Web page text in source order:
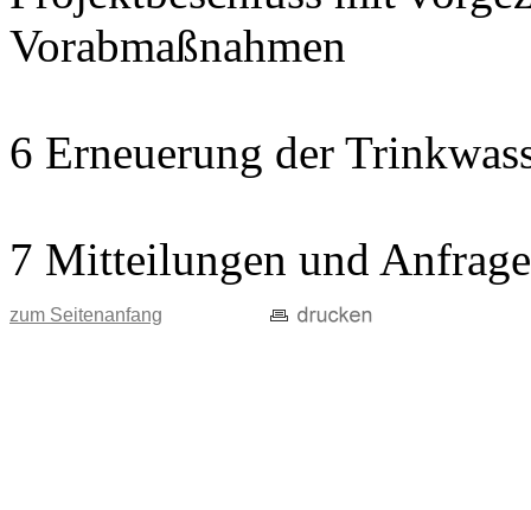
Vorabmaßnahmen
6 Erneuerung der
7 Mitteilungen und
zum Seitenanfang